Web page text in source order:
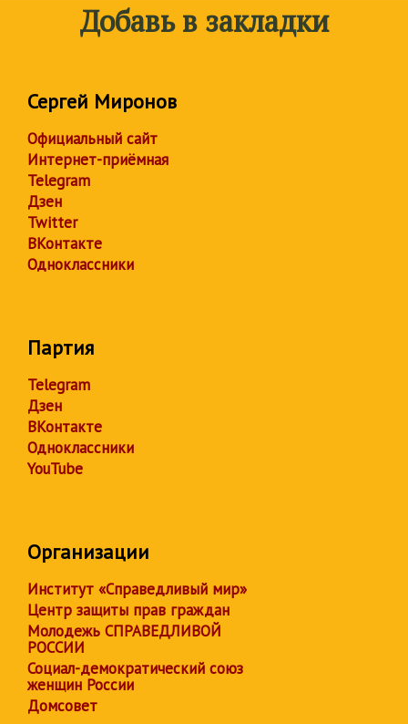
Добавь в закладки
Сергей Миронов
Официальный сайт
Интернет-приёмная
Telegram
Дзен
Twitter
ВКонтакте
Одноклассники
Партия
Telegram
Дзен
ВКонтакте
Одноклассники
YouTube
Организации
Институт «Справедливый мир»
Центр защиты прав граждан
Молодежь СПРАВЕДЛИВОЙ
РОССИИ
Социал-демократический союз
женщин России
Домсовет